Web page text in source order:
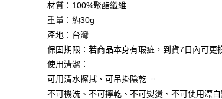
完成交易。
3.實際核准額度、可分期數及費用金額請依後續交易確
4.訂單成立30分鐘內，如未前往確認交易或遇審核未
消。如遇「轉專審核」未通過狀況，表示未達大哥付你
無法說明評估內容。
【繳款方式說明】
1.分期款項不併入電信帳單，「大哥付你分期」於每月
醒簡訊。
2.透過簡訊連結打開帳單後，可選擇「超商條碼／台灣
AFTEE先享後付是「在收到商品之後才付款」的支付
便利好安心！
１．簡單：不需註冊會員、不需綁卡、不需儲值。
２．便利：只要手機號碼，簡訊認證，即可結帳。
３．安心：先確認商品／服務後，再付款。
１．於結帳方式選擇「AFTEE先享後付」後，將跳轉
付」結帳頁面，進行簡訊認證並確認金額後，即可完
ATM付款
運送方式
付款後全家取貨
每筆NT$70，滿NT$899(含以上)免運費
材質：100%聚酯纖維
重量：約30g
產地：台灣
保固期限：若商品本身有瑕疵，到貨7日內可更
使用清潔：
可用清水擦拭、可吊掛陰乾 。
不可機洗、不可擰乾、不可熨燙、不可使用漂白